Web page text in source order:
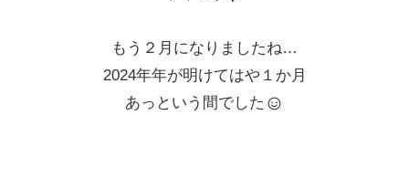
もう２月になりましたね…
2024年年が明けてはや１か月
あっという間でした